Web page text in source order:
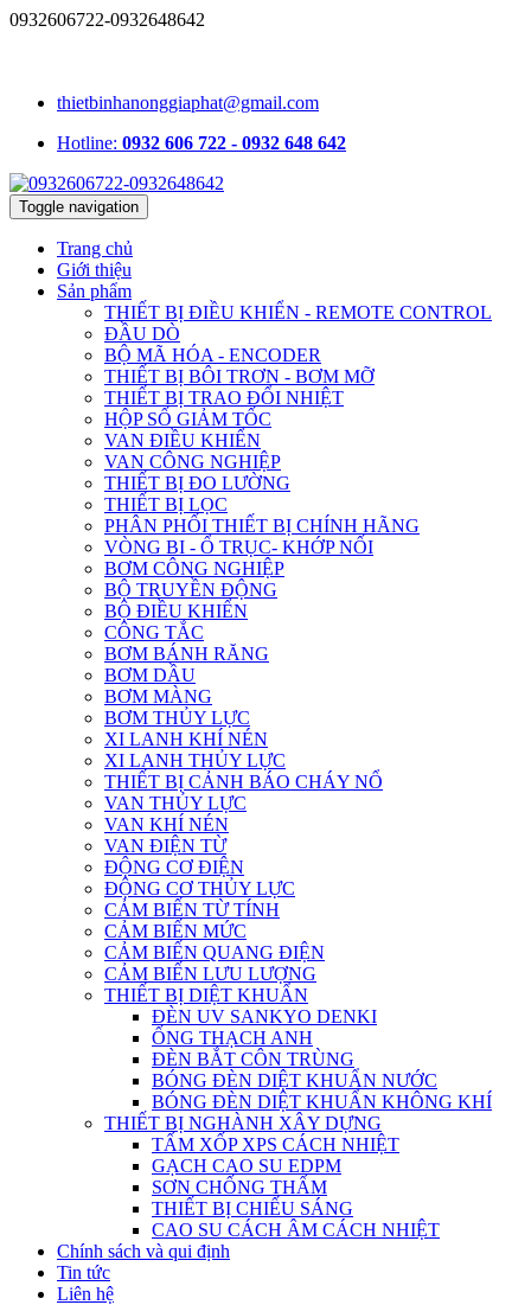
0932606722-0932648642
thietbinhanonggiaphat@gmail.com
Hotline: 0932 606 722 - 0932 648 642
Toggle navigation
Trang chủ
Giới thiệu
Sản phẩm
THIẾT BỊ ĐIỀU KHIỂN - REMOTE CONTROL
ĐẦU DÒ
BỘ MÃ HÓA - ENCODER
THIẾT BỊ BÔI TRƠN - BƠM MỠ
THIẾT BỊ TRAO ĐỔI NHIỆT
HỘP SỐ GIẢM TỐC
VAN ĐIỀU KHIỂN
VAN CÔNG NGHIỆP
THIẾT BỊ ĐO LƯỜNG
THIẾT BỊ LỌC
PHÂN PHỐI THIẾT BỊ CHÍNH HÃNG
VÒNG BI - Ổ TRỤC- KHỚP NỐI
BƠM CÔNG NGHIỆP
BỘ TRUYỀN ĐỘNG
BỘ ĐIỀU KHIỂN
CÔNG TẮC
BƠM BÁNH RĂNG
BƠM DẦU
BƠM MÀNG
BƠM THỦY LỰC
XI LANH KHÍ NÉN
XI LANH THỦY LỰC
THIẾT BỊ CẢNH BÁO CHÁY NỔ
VAN THỦY LỰC
VAN KHÍ NÉN
VAN ĐIỆN TỪ
ĐỘNG CƠ ĐIỆN
ĐỘNG CƠ THỦY LỰC
CẢM BIẾN TỪ TÍNH
CẢM BIẾN MỨC
CẢM BIẾN QUANG ĐIỆN
CẢM BIẾN LƯU LƯỢNG
THIẾT BỊ DIỆT KHUẨN
ĐÈN UV SANKYO DENKI
ỐNG THẠCH ANH
ĐÈN BẮT CÔN TRÙNG
BÓNG ĐÈN DIỆT KHUẨN NƯỚC
BÓNG ĐÈN DIỆT KHUẨN KHÔNG KHÍ
THIẾT BỊ NGHÀNH XÂY DỰNG
TẤM XỐP XPS CÁCH NHIỆT
GẠCH CAO SU EDPM
SƠN CHỐNG THẤM
THIẾT BỊ CHIẾU SÁNG
CAO SU CÁCH ÂM CÁCH NHIỆT
Chính sách và qui định
Tin tức
Liên hệ